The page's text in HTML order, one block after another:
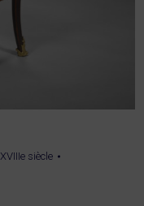
XVIIIe siècle